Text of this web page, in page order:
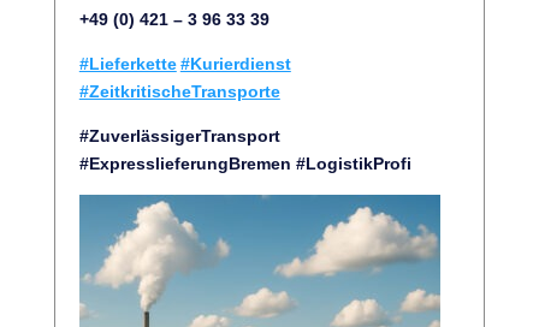
+49 (0) 421 – 3 96 33 39
#Lieferkette #Kurierdienst
#ZeitkritischeTransporte
#ZuverlässigerTransport
#ExpresslieferungBremen #LogistikProfi